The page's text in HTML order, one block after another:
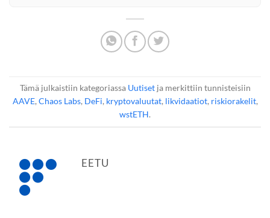
Tämä julkaistiin kategoriassa Uutisetja merkittiin tunnisteisiin
AAVE, Chaos Labs, DeFi, kryptovaluutat, likvidaatiot, riskiorakelit,
wstETH.
EETU